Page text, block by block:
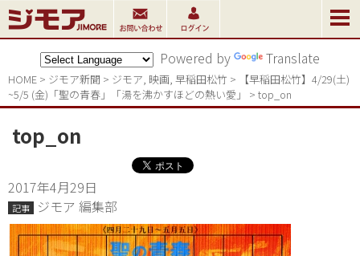
Powered by Translate
HOME > ジモア新聞 > ジモア, 映画, 早稲田松竹 >
【早稲田松竹】4/29(土)
~5/5 (金)「聖の青春」「湯を沸かすほどの熱い愛」
> top_on
top_on
2017年4月29日
記事 ジモア 編集部